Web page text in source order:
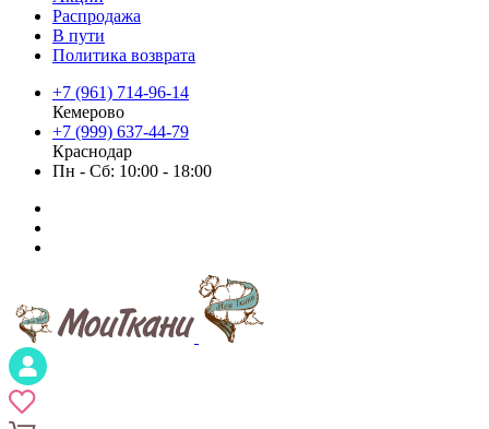
Распродажа
В пути
Политика возврата
+7 (961) 714-96-14
Кемерово
+7 (999) 637-44-79
Краснодар
Пн - Сб: 10:00 - 18:00